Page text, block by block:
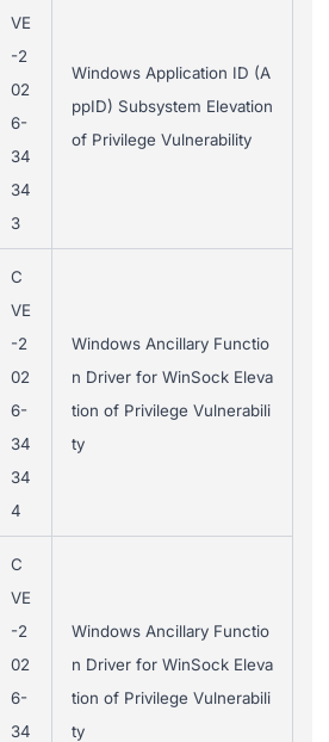
VE
-2
02
6-
34
34
3
Windows Application ID (A
ppID) Subsystem Elevation
of Privilege Vulnerability
C
VE
-2
02
6-
34
34
4
Windows Ancillary Functio
n Driver for WinSock Eleva
tion of Privilege Vulnerabili
ty
C
VE
-2
02
6-
34
Windows Ancillary Functio
n Driver for WinSock Eleva
tion of Privilege Vulnerabili
ty